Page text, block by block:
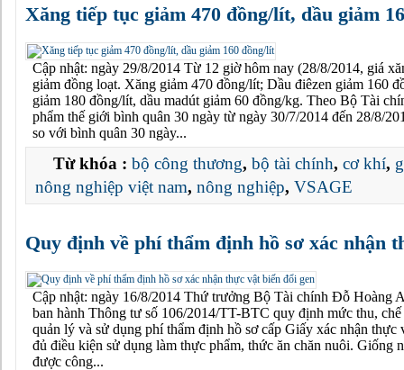
Xăng tiếp tục giảm 470 đồng/lít, dầu giảm
Cập nhật: ngày 29/8/2014 Từ 12 giờ hôm nay (28/8/2014, giá
giảm đồng loạt. Xăng giảm 470 đồng/lít; Dầu điêzen giảm 160
giảm 180 đồng/lít, dầu madút giảm 60 đồng/kg. Theo Bộ Tài
phẩm thế giới bình quân 30 ngày từ ngày 30/7/2014 đến 28/8/
so với bình quân 30 ngày...
Từ khóa : bộ công thương, bộ tài chính, cơ khí,
nông nghiệp việt nam, nông nghiệp, VSAGE
Quy định về phí thẩm định hồ sơ xác nhận
Cập nhật: ngày 16/8/2014 Thứ trưởng Bộ Tài chính Đỗ Hoàng
ban hành Thông tư số 106/2014/TT-BTC quy định mức thu,
quản lý và sử dụng phí thẩm định hồ sơ cấp Giấy xác nhận thực
đủ điều kiện sử dụng làm thực phẩm, thức ăn chăn nuôi. Giống
được công...